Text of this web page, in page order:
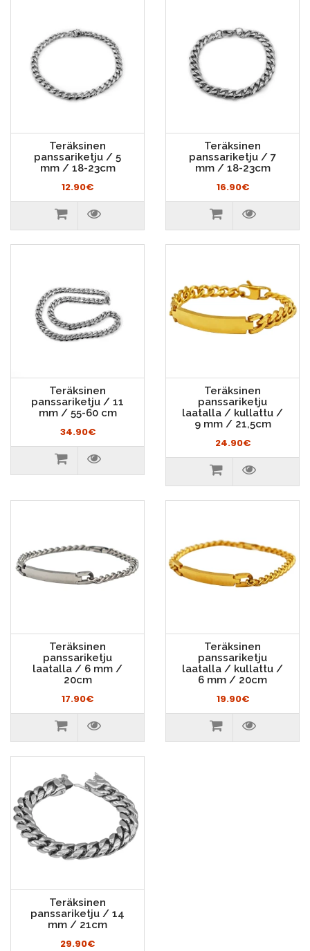
Teräksinen
panssariketju / 5
mm / 18-23cm
12.90€
Teräksinen
panssariketju / 7
mm / 18-23cm
16.90€
Teräksinen
panssariketju / 11
mm / 55-60 cm
34.90€
Teräksinen
panssariketju
laatalla / kullattu /
9 mm / 21,5cm
24.90€
Teräksinen
panssariketju
laatalla / 6 mm /
20cm
17.90€
Teräksinen
panssariketju
laatalla / kullattu /
6 mm / 20cm
19.90€
Teräksinen
panssariketju / 14
mm / 21cm
29.90€